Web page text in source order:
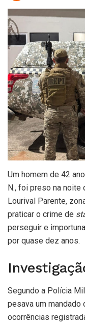
Um homem de 42
N., foi preso na noite
Lourival Parente,
praticar o crime de
perseguir e
por quase dez anos.
Segundo a Polícia
pesava um mandado
ocorrências